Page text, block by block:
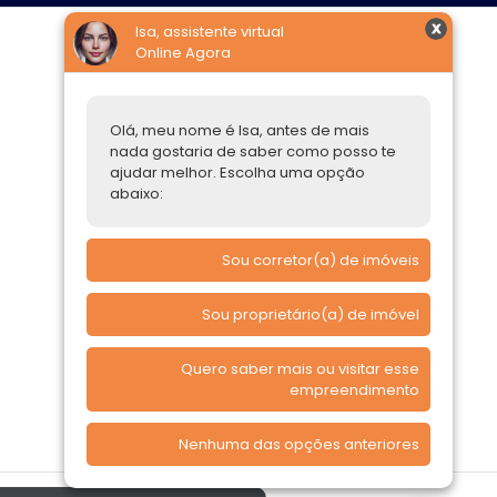
Isa, assistente virtual
Online Agora
Olá, meu nome é Isa, antes de mais
nada gostaria de saber como posso te
ajudar melhor. Escolha uma opção
abaixo:
Sou corretor(a) de imóveis
Sou proprietário(a) de imóvel
Quero saber mais ou visitar esse
empreendimento
Nenhuma das opções anteriores
Comprar ou alugar
Quero Comprar